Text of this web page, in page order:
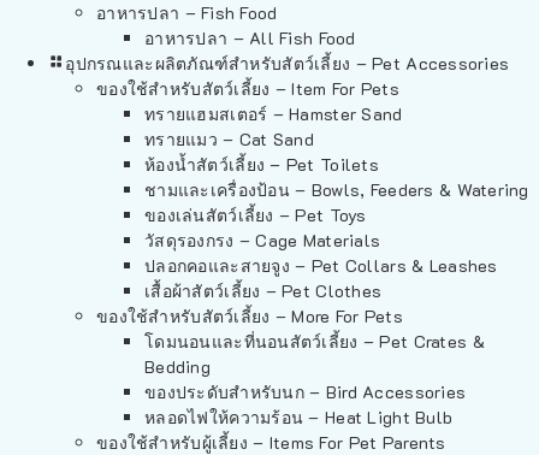
อาหารปลา – Fish Food
อาหารปลา – All Fish Food
อุปกรณและผลิตภัณฑ์สำหรับสัตว์เลี้ยง – Pet Accessories
ของใช้สำหรับสัตว์เลี้ยง – Item For Pets
ทรายแฮมสเตอร์ – Hamster Sand
ทรายแมว – Cat Sand
ห้องน้ำสัตว์เลี้ยง – Pet Toilets
ชามและเครื่องป้อน – Bowls, Feeders & Watering
ของเล่นสัตว์เลี้ยง – Pet Toys
วัสดุรองกรง – Cage Materials
ปลอกคอและสายจูง – Pet Collars & Leashes
เสื้อผ้าสัตว์เลี้ยง – Pet Clothes
ของใช้สำหรับสัตว์เลี้ยง – More For Pets
โดมนอนและที่นอนสัตว์เลี้ยง – Pet Crates &
Bedding
ของประดับสำหรับนก – Bird Accessories
หลอดไฟให้ความร้อน – Heat Light Bulb
ของใช้สำหรับผู้เลี้ยง – Items For Pet Parents